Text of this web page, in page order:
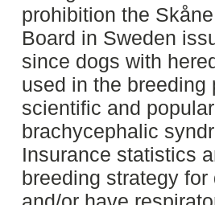
prohibition the
Board in Sweden
since dogs with
used in the breeding
scientific and
brachycephalic
Insurance statistics
breeding strategy